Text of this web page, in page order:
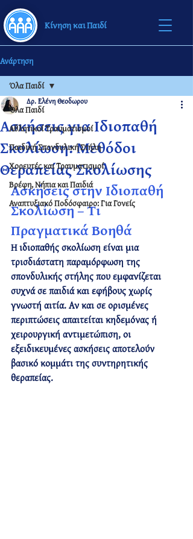
Κίνηση και Παιδί
Ανάρτηση
Όλα Παιδί
Αθλητικοί Τραυματισμοί
Παιδική Σπονδυλική Στήλη
Χορευτές και Τραυματισμοί
Βρέφη, Νήπια και Παιδιά
Αναπτυξιακό Ποδόσφαιρο: Για Γονείς
Όλα Παιδί
Ασκήσεις για Ιδιοπαθή
Σκολίωση: Μεθόδοι
Θεραπείας Σκολίωσης
Δρ. Ελένη Θεοδωρου
Ασκήσεις στην Ιδιοπαθή
Σκολίωση – Τι
Πραγματικά Βοηθά
Η ιδιοπαθής σκολίωση είναι μια
τρισδιάστατη παραμόρφωση της
σπονδυλικής στήλης που εμφανίζεται
συχνά σε παιδιά και εφήβους χωρίς
γνωστή αιτία. Αν και σε ορισμένες
περιπτώσεις απαιτείται κηδεμόνας ή
χειρουργική αντιμετώπιση, οι
εξειδικευμένες ασκήσεις αποτελούν
βασικό κομμάτι της συντηρητικής
θεραπείας.